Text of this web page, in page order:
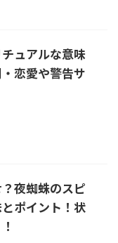
ュアルな意味
恋愛や警告サ
夜蜘蛛のスピ
ポイント！状